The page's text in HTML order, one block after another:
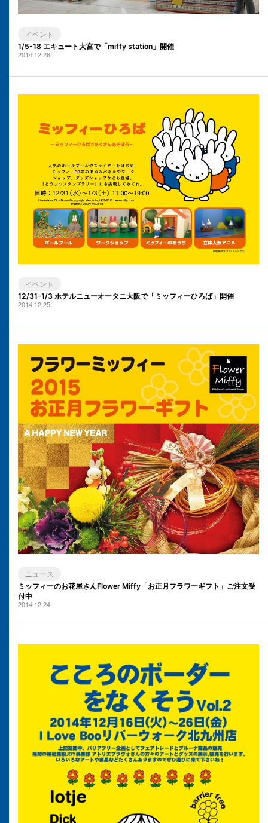
イベント
1/5-18 エキュート大宮で「miffy station」開催
2014.12.26
イベント
12/31-1/3 ホテルニューオータニ大阪で「ミッフィーひろば」開催
2014.12.25
ニュース
ミッフィーのお花屋さんFlower Miffy「お正月フラワーギフト」ご注文受
付中
2014.12.24